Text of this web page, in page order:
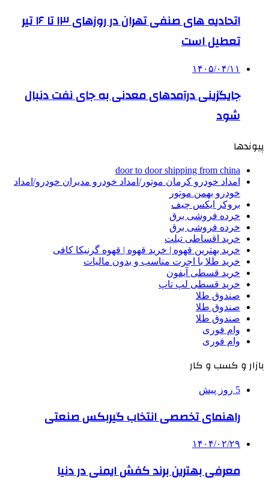
اتحادیه های صنفی تهران در روزهای ۱۳ تا ۱۶ تیر
تعطیل است
۱۴۰۵/۰۴/۱۱
جایگزینی درآمدهای معدنی به جای نفت دنبال
شود
پیوندها
door to door shipping from china
امداد خودرو کرمان موتور/امداد خودرو مدیران خودرو/امداد
خودرو بهمن موتور
بروکر ایکس چیف
خرده فروشی برق
خرده فروشی برق
خرید اقساطی تبلت
خرید بهترین قهوه | خرید قهوه | قهوه گرنیکا کافی
خرید طلا با اجرت مناسب و بدون مالیات
خرید قسطی آیفون
خرید قسطی لپ تاپ
صندوق طلا
صندوق طلا
صندوق طلا
وام فوری
وام فوری
بازار و کسب و کار
5 روز پیش
راهنمای تخصصی انتخاب گیربکس صنعتی
۱۴۰۴/۰۲/۲۹
معرفی بهترین برند کفش ایمنی در دنیا